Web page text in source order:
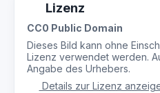
Lizenz
CC0 Public Domain
Dieses Bild kann ohne
Lizenz verwendet werden.
Angabe des Urhebers.
Details zur Lizenz